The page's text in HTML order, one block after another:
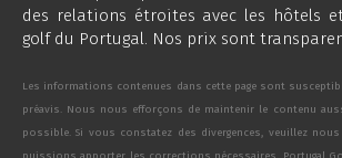
des relations étroites avec les hôtels
golf du Portugal. Nos prix sont
Les informations contenues dans cette page sont
préavis. Nous nous efforçons de maintenir le contenu
possible. Si vous constatez des divergences, veuillez